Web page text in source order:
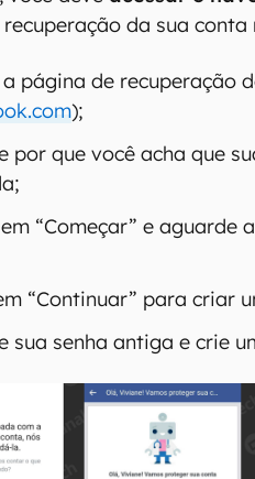
da sua conta
a página de recuperação
);
por que você acha que
“Começar” e aguarde
“Continuar” para criar
sua senha antiga e crie